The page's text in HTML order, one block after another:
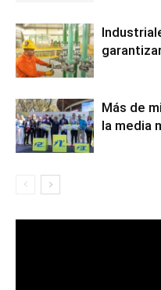
Más de
la media